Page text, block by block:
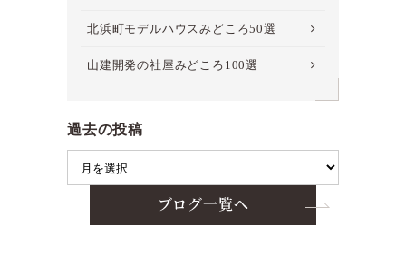
北浜町モデルハウスみどころ50選
山建開発の社屋みどころ100選
過去の投稿
ブログ一覧へ